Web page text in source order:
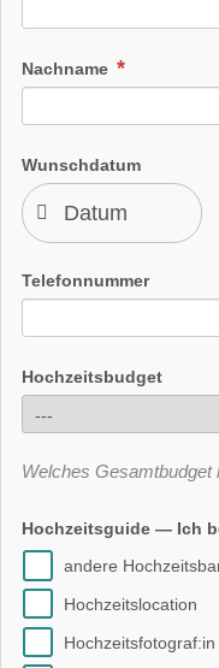
Nachname
Wunschdatum
Telefonnummer
Hochzeitsbudget
Welches Gesamtbudget
Hochzeitsguide — Ich
andere
Hochzeitslocation
Hochzeitsfotograf:in